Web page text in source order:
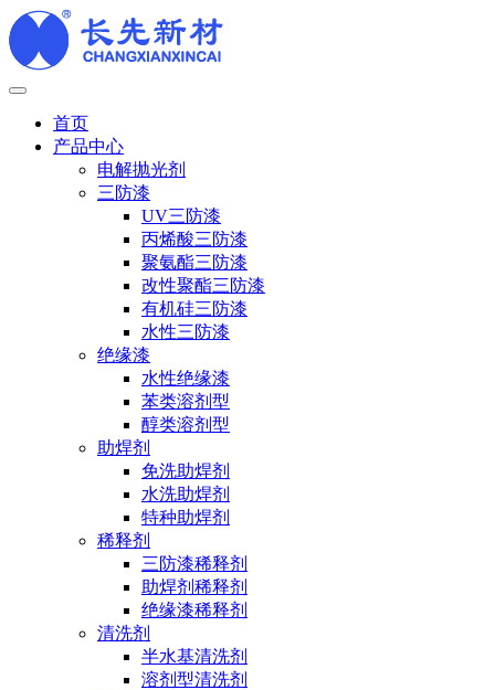
首页
产品中心
电解抛光剂
三防漆
UV三防漆
丙烯酸三防漆
聚氨酯三防漆
改性聚酯三防漆
有机硅三防漆
水性三防漆
绝缘漆
水性绝缘漆
苯类溶剂型
醇类溶剂型
助焊剂
免洗助焊剂
水洗助焊剂
特种助焊剂
稀释剂
三防漆稀释剂
助焊剂稀释剂
绝缘漆稀释剂
清洗剂
半水基清洗剂
溶剂型清洗剂